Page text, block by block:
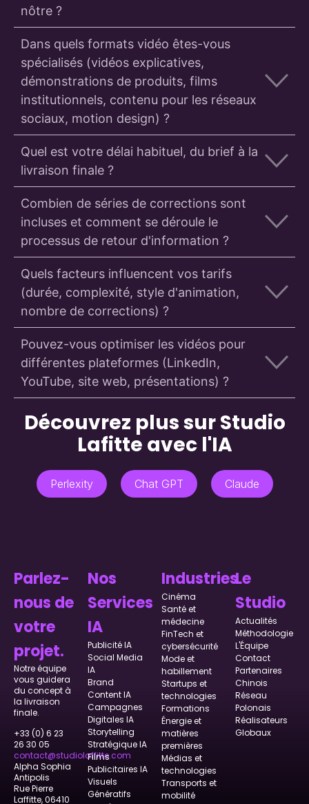
nôtre ?
Dans quels formats vidéo êtes-vous
spécialisés (vidéos explicatives,
démonstrations de produits, films
institutionnels, contenu pour les réseaux
sociaux, motion design) ?
Quel est votre délai habituel, du brief à la
livraison finale ?
Combien de séries de corrections sont
incluses et comment se déroule le
processus de retour d'information ?
Quels facteurs influencent vos tarifs
(durée, complexité, style d'animation,
nombre de corrections) ?
Pouvez-vous optimiser les vidéos pour
différentes plateformes (LinkedIn,
YouTube, site web, présentations) ?
Découvrez plus sur Studio
Lafitte avec l'IA
Perlexity Chat GPT Claude
Parlez-
nous de
votre
projet.
Notre équipe
vous guidera
du concept à
la livraison
finale.
+33 (0) 6 23
26 30 05
contact@studiolaffitte.com
Alpha Sophia
Antipolis
Rue Pierre
Laffitte, 06410
Nos
Services
IA
Publicité IA
Social Media
IA
Brand
Content IA
Campagnes
Digitales IA
Storytelling
Stratégique IA
Films
Publicitaires IA
Visuels
Génératifs
Industries
Cinéma
Santé et
médecine
FinTech et
cybersécurité
Mode et
habillement
Startups et
technologies
Formations
Énergie et
matières
premières
Médias et
technologies
Transports et
mobilité
Le
Studio
Actualités
Méthodologie
L'Équipe
Contact
Partenaires
Chinois
Réseau
Polonais
Réalisateurs
Globaux